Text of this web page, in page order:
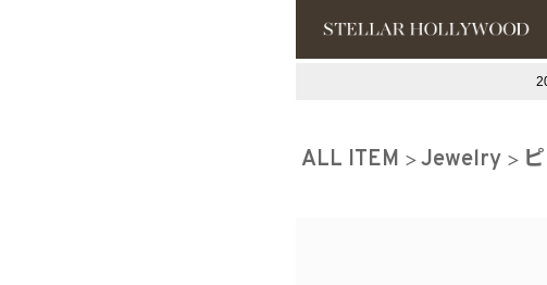
#スタッフイチ押し（
ALL ITEM Jewelry